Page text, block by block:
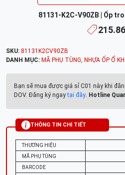
81131-K2C-V90ZB | Ốp
SKU: 81131K2CV90ZB
DANH MỤC: MÃ PHỤ TÙNG, NHỰA ỐP Ổ
Bạn sẽ mua được giá sỉ C01 này khi
DOV. Đăng ký ngaytại đây. Hotline
THÔNG TIN CHI TIẾT
THƯƠNG HIỆU
MÃ PHỤ TÙNG
BARCODE